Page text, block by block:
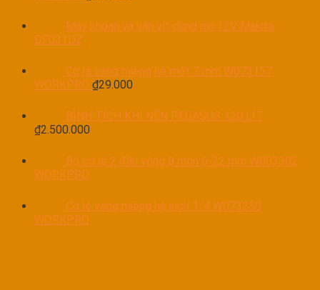
Máy khoan và vặn vít dùng pin 12V Makita
DF031DZ
Cờ lê vòng miệng hệ mét 7 mm W073157
WORKPRO ₫29.000
BÌNH TÍCH KHÍ NÉN PEGASUS 120 LÍT
₫2.500.000
Bộ cờ lê 2 đầu vòng 8 món 6-22 mm W003302
WORKPRO
Cờ lê vòng miệng hệ inch 1/4 W073250
WORKPRO